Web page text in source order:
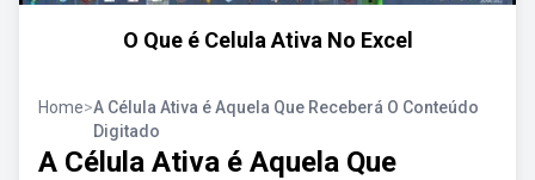
O Que é Celula Ativa No Excel
Home>A Célula Ativa é Aquela Que Receberá O Conteúdo
Digitado
A Célula Ativa é Aquela Que